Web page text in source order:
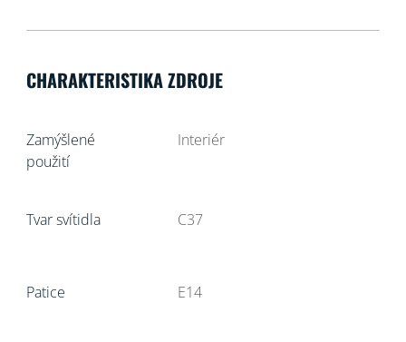
CHARAKTERISTIKA ZDROJE
Zamýšlené
použití
Interiér
Tvar svítidla C37
Patice E14